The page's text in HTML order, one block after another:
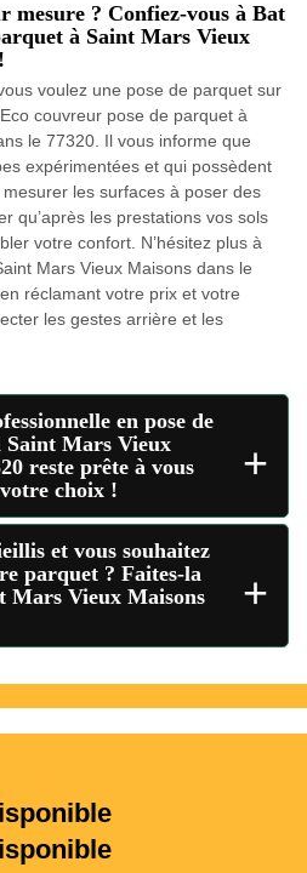
mesure ? Confiez-vous à Bat
à Saint Mars Vieux
voulez une pose de parquet sur
couvreur pose de parquet à
le 77320. Il vous informe que
expérimentées et qui possèdent
les surfaces à poser des
qu’après les prestations vos sols
votre confort. N’hésitez plus à
Mars Vieux Maisons dans le
réclamant votre prix et votre
les gestes arrière et les
en pose de
Saint Mars Vieux
reste prête à vous
choix !
+
et vous souhaitez
parquet ? Faites-la
Mars Vieux Maisons
+